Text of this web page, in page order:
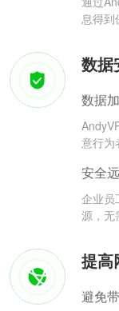
息得到
数据
数据
意行为
安全
企业员
源，无
提高
避免